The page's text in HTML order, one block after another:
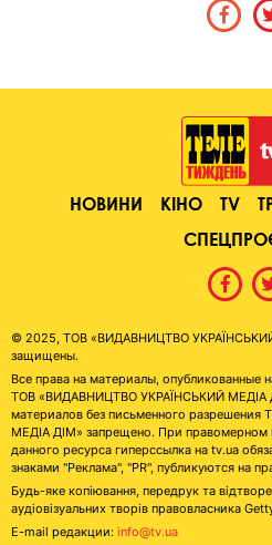
НОВИНИ КІНО TV
© 2025, ТОВ «ВИДАВНИЦТВО
защищены.
Все права на материалы, опубликованные
ТОВ «ВИДАВНИЦТВО УКРАЇНСЬКИЙ МЕДІА
материалов без письменного
МЕДІА ДІМ» запрещено. При правомерном
данного ресурса гиперссылка на tv.ua
знаками "Реклама", "PR", публикуются на
Будь-яке копіювання, передрук та
аудіовізуальних творів правовласника
E-mail редакции: info@tv.ua